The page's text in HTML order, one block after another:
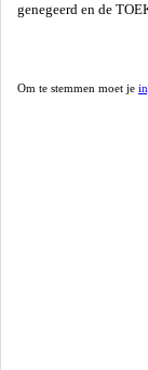
genegeerd en de
Om te stemmen moet je